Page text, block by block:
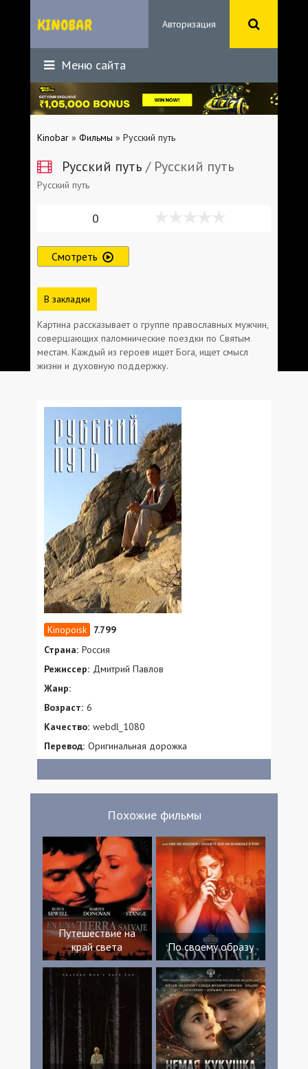
Авторизация
Меню сайта
Kinobar » Фильмы » Русский путь
Русский путь / Русский путь
Русский путь
0
Смотреть
В закладки
Картина рассказывает о группе православных мужчин,
совершающих паломнические поездки по Святым
местам. Каждый из героев ищет Бога, ищет смысл
жизни и духовную поддержку.
7.799
Страна: Россия
Режиссер: Дмитрий Павлов
Жанр:
Возраст: 6
Качество: webdl_1080
Перевод: Оригинальная дорожка
Похожие фильмы
Путешествие на
край света
По своему образу